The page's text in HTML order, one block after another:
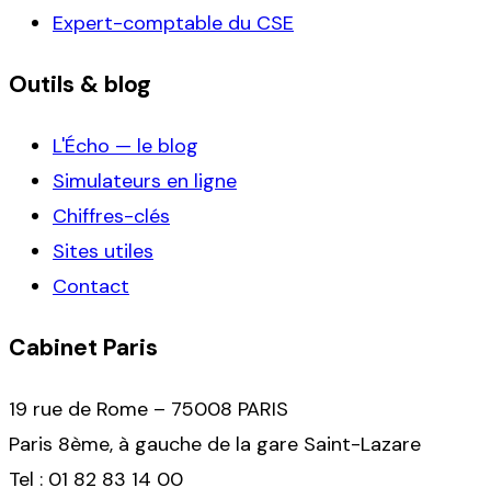
Expert-comptable du CSE
Outils & blog
L'Écho — le blog
Simulateurs en ligne
Chiffres-clés
Sites utiles
Contact
Cabinet Paris
19 rue de Rome – 75008 PARIS
Paris 8ème, à gauche de la gare Saint-Lazare
Tel : 01 82 83 14 00